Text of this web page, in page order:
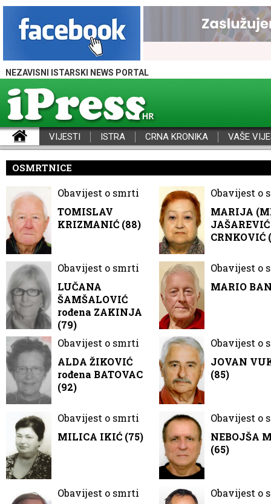
NEZAVISNI ISTARSKI NEWS PORTAL
VIJESTI ISTRA CRNA KRONIKA VAŠE
OSMRTNICE
Obavijest o smrti
TOMISLAV
KRIZMANIĆ (88)
Obavijest o
MARIJA
CRNKOVIĆ
Obavijest o smrti
LUČANA
ŠAMŠALOVIĆ
rođena ZAKINJA
(79)
Obavijest o
MARIO
Obavijest o smrti
ALDA ŽIKOVIĆ
rođena BATOVAC
(92)
Obavijest o
JOVAN
(85)
Obavijest o smrti
MILICA IKIĆ (75)
Obavijest o
NEBOJŠA
(65)
Obavijest o smrti
Obavijest o